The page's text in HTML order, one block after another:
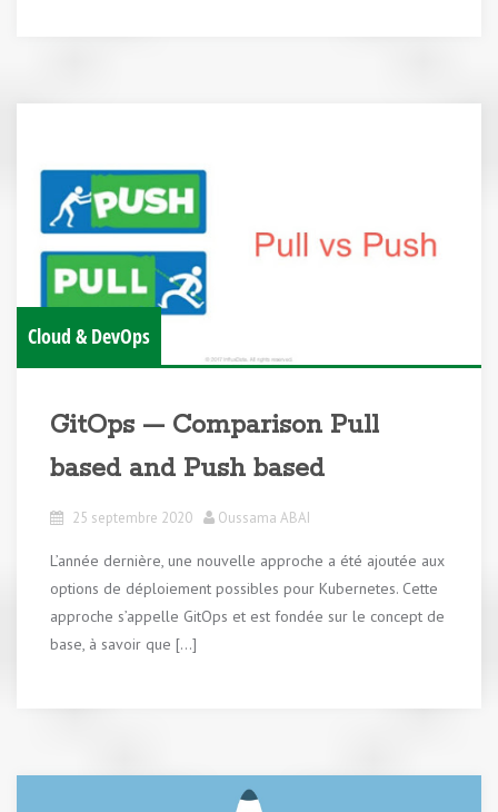
Cloud & DevOps
GitOps — Comparison Pull
based and Push based
25 septembre 2020 Oussama ABAI
L’année dernière, une nouvelle approche a été ajoutée aux
options de déploiement possibles pour Kubernetes. Cette
approche s’appelle GitOps et est fondée sur le concept de
base, à savoir que […]